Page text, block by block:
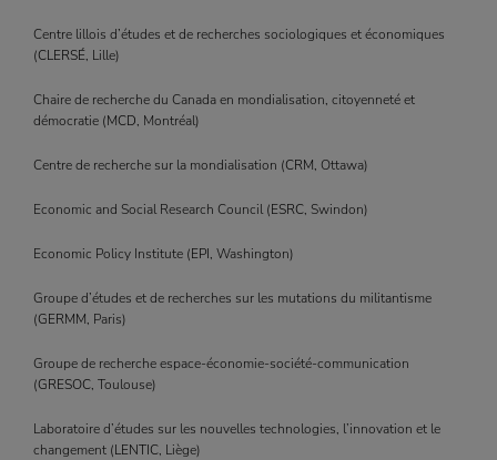
Centre lillois d’études et de recherches sociologiques et économiques
(CLERSÉ, Lille)
Chaire de recherche du Canada en mondialisation, citoyenneté et
démocratie (MCD, Montréal)
Centre de recherche sur la mondialisation (CRM, Ottawa)
Economic and Social Research Council (ESRC, Swindon)
Economic Policy Institute (EPI, Washington)
Groupe d’études et de recherches sur les mutations du militantisme
(GERMM, Paris)
Groupe de recherche espace-économie-société-communication
(GRESOC, Toulouse)
Laboratoire d’études sur les nouvelles technologies, l’innovation et le
changement (LENTIC, Liège)